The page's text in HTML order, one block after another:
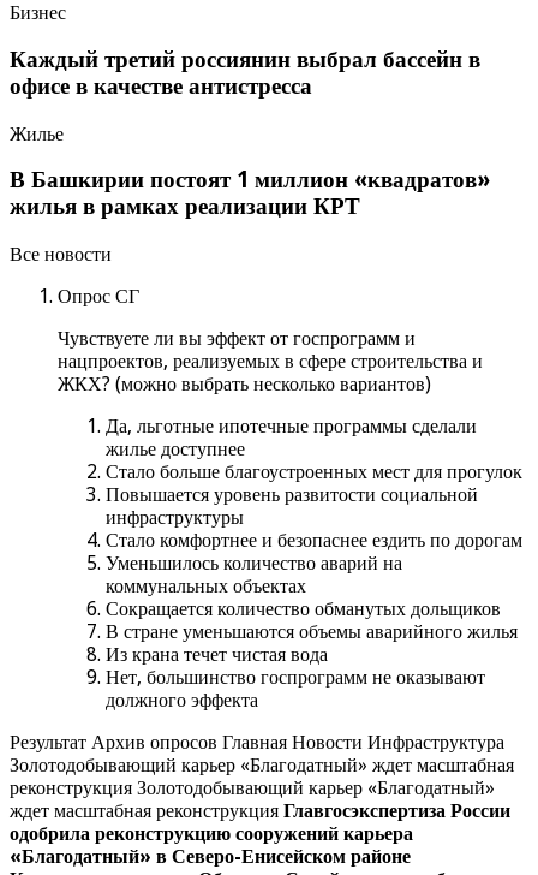
Бизнес
Каждый третий россиянин выбрал бассейн в
офисе в качестве антистресса
Жилье
В Башкирии постоят 1 миллион «квадратов»
жилья в рамках реализации КРТ
Все новости
Опрос СГ
Чувствуете ли вы эффект от госпрограмм и
нацпроектов, реализуемых в сфере строительства и
ЖКХ? (можно выбрать несколько вариантов)
Да, льготные ипотечные программы сделали
жилье доступнее
Стало больше благоустроенных мест для прогулок
Повышается уровень развитости социальной
инфраструктуры
Стало комфортнее и безопаснее ездить по дорогам
Уменьшилось количество аварий на
коммунальных объектах
Сокращается количество обманутых дольщиков
В стране уменьшаются объемы аварийного жилья
Из крана течет чистая вода
Нет, большинство госпрограмм не оказывают
должного эффекта
Результат Архив опросов Главная Новости Инфраструктура
Золотодобывающий карьер «Благодатный» ждет масштабная
реконструкция Золотодобывающий карьер «Благодатный»
ждет масштабная реконструкция Главгосэкспертиза России
одобрила реконструкцию сооружений карьера
«Благодатный» в Северо-Енисейском районе